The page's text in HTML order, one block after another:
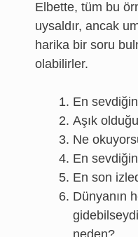
Elbette, tüm bu
uysaldır, ancak
harika bir soru
olabilirler.
En
Aşık
Ne
En
En son
Dünyanın
neden?